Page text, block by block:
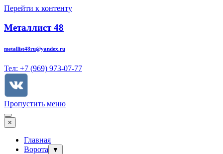
Перейти к контенту
Металлист 48
metallist48ru@yandex.ru
Тел: +7 (969) 973-07-77
Пропустить меню
×
Главная
Ворота
▼